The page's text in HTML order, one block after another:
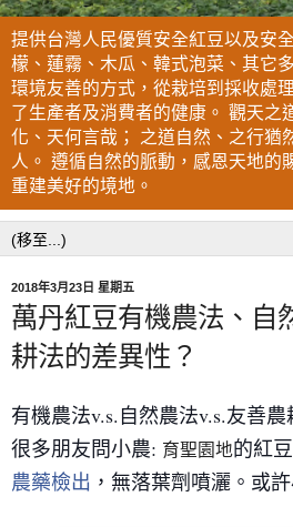
提供台灣人民優質安全紅豆以及安
檬、蓮霧、木瓜、韓式泡菜、其它
環境友善的方式，從栽培到採收處
了生產者及消費者的健康。 觀天之
化、天何言哉； 之道自然、之行猶
人。 遵循自然的脈動，感恩天地的
重建美好的境地。
2018年3月23日 星期五
萬丹紅豆有機農法、自
耕法的差異性？
有機農法v.s.自然農法v.s.友善農
很多朋友問小農: 育聖園地的紅
農藥檢出 ，無落葉劑噴灑。或